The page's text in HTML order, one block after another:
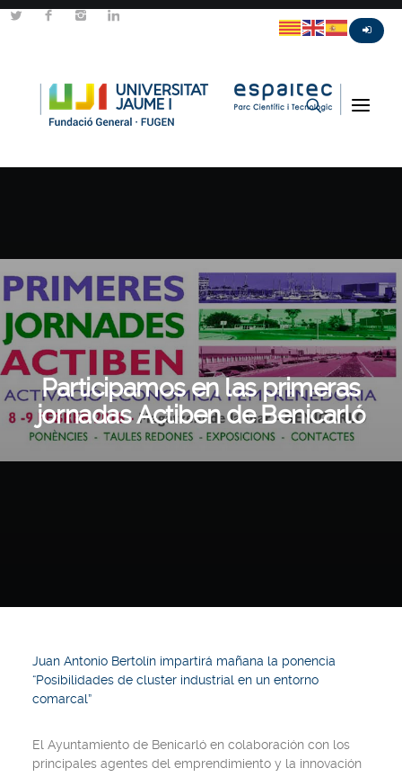
Participamos en las primeras
jornadas Actiben de Benicarló
Juan Antonio Bertolín impartirá mañana la ponencia
“Posibilidades de cluster industrial en un entorno
comarcal”
El Ayuntamiento de Benicarló en colaboración con los
principales agentes del emprendimiento y la innovación